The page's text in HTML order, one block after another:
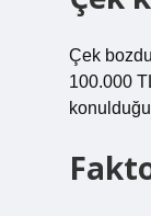
Çek
100.000